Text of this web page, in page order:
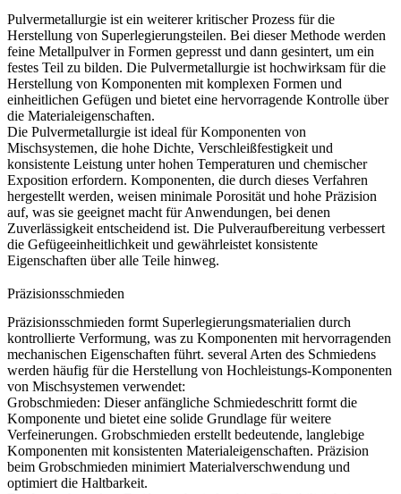
Pulvermetallurgie ist ein weiterer kritischer Prozess für die
Herstellung von Superlegierungsteilen. Bei dieser Methode werden
feine Metallpulver in Formen gepresst und dann gesintert, um ein
festes Teil zu bilden. Die Pulvermetallurgie ist hochwirksam für die
Herstellung von Komponenten mit komplexen Formen und
einheitlichen Gefügen und bietet eine hervorragende Kontrolle über
die Materialeigenschaften.
Die Pulvermetallurgie ist ideal für Komponenten von
Mischsystemen, die hohe Dichte, Verschleißfestigkeit und
konsistente Leistung unter hohen Temperaturen und chemischer
Exposition erfordern. Komponenten, die durch dieses Verfahren
hergestellt werden, weisen minimale Porosität und hohe Präzision
auf, was sie geeignet macht für Anwendungen, bei denen
Zuverlässigkeit entscheidend ist. Die Pulveraufbereitung verbessert
die Gefügeeinheitlichkeit und gewährleistet konsistente
Eigenschaften über alle Teile hinweg.
Präzisionsschmieden
Präzisionsschmieden formt Superlegierungsmaterialien durch
kontrollierte Verformung, was zu Komponenten mit hervorragenden
mechanischen Eigenschaften führt. several Arten des Schmiedens
werden häufig für die Herstellung von Hochleistungs-Komponenten
von Mischsystemen verwendet:
Grobschmieden: Dieser anfängliche Schmiedeschritt formt die
Komponente und bietet eine solide Grundlage für weitere
Verfeinerungen. Grobschmieden erstellt bedeutende, langlebige
Komponenten mit konsistenten Materialeigenschaften. Präzision
beim Grobschmieden minimiert Materialverschwendung und
optimiert die Haltbarkeit.